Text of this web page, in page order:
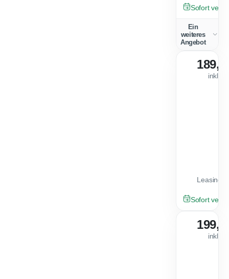
NEU
Sofort
Ein
weiteres
Angebot
GEBRAUCHT
inkl.
Sofort
inkl.